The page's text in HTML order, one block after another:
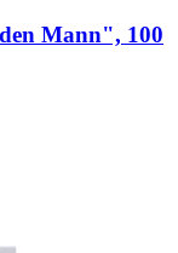
Mann", 100